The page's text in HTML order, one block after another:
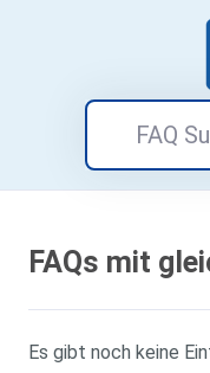
FAQs mit
Es gibt noch keine